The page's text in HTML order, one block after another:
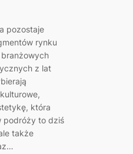
pozostaje
rynku
branżowych
z lat
która
podróży to dziś
także